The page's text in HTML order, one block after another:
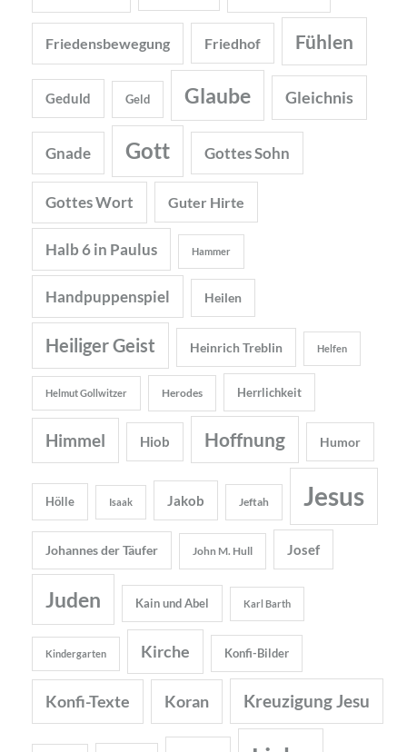
Friedensbewegung Friedhof Fühlen
Geduld Geld Glaube Gleichnis
Gnade Gott Gottes Sohn
Gottes Wort Guter Hirte
Halb 6 in Paulus Hammer
Handpuppenspiel Heilen
Heiliger Geist Heinrich Treblin Helfen
Helmut Gollwitzer Herodes Herrlichkeit
Himmel Hiob Hoffnung Humor
Hölle Isaak Jakob Jeftah Jesus
Johannes der Täufer John M. Hull Josef
Juden Kain und Abel Karl Barth
Kindergarten Kirche Konfi-Bilder
Konfi-Texte Koran Kreuzigung Jesu